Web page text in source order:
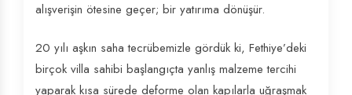
alışverişin ötesine geçer; bir yatırıma dönüşür.
20 yılı aşkın saha tecrübemizle gördük ki, Fethiye’deki
birçok villa sahibi başlangıçta yanlış malzeme tercihi
yaparak kısa sürede deforme olan kapılarla uğraşmak